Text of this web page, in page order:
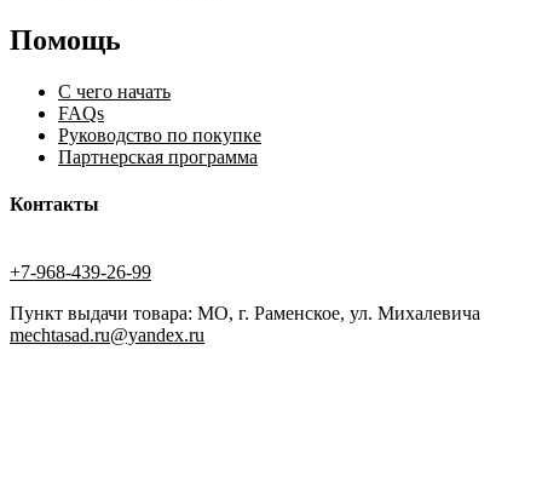
Помощь
С чего начать
FAQs
Руководство по покупке
Партнерская программа
Контакты
+7-968-439-26-99
Пункт выдачи товара: МО, г. Раменское, ул. Михалевича
mechtasad.ru@yandex.ru